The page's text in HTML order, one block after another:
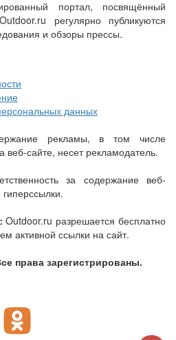
портал, посвящённый
регулярно публикуются
и обзоры прессы.
данных
рекламы, в том числе
сайте, несет рекламодатель.
за содержание веб-
Outdoor.ru разрешается бесплатно
активной ссылки на сайт.
права зарегистрированы.